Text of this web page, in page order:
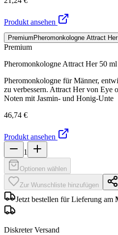
Produkt ansehen
Premium Pheromonkologne Attract Her
Premium
Pheromonkologne Attract Her 50 ml
Pheromonkologne für Männer,
zu verbessern. Attract Her von Eye
Noten mit Jasmin- und Honig-Unte
46,74 €
Produkt ansehen
1
Optionen wählen
Zur Wunschliste hinzufügen
Jetzt bestellen für Lieferung am
Diskreter Versand